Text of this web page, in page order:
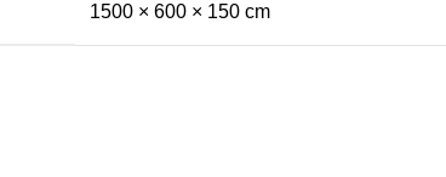
1500 × 600 × 150 cm